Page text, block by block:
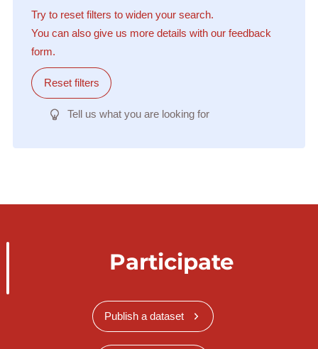
Try to reset filters to widen your search.
You can also give us more details with our feedback
form.
Reset filters
Tell us what you are looking for
Participate
Publish a dataset